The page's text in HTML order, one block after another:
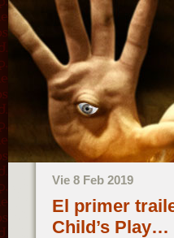
Vie 8 Feb 2019
El primer
Child’s Play…